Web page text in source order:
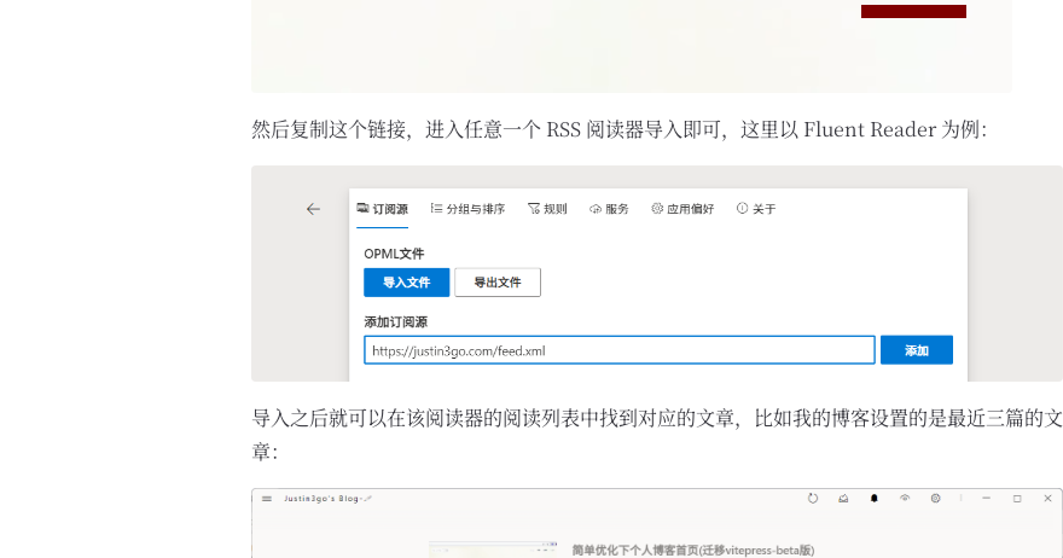
然后复制这个链接，进入任意一个 RSS 阅读器导入即可，这里以 Fluent Reader 为例：
导入之后就可以在该阅读器的阅读列表中找到对应的文章，比如我的博客设置的是最近三篇的文
章：